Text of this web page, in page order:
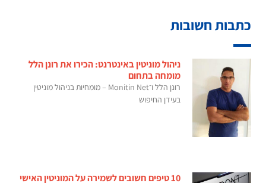
כתבות חשובות
ניהול מוניטין באינטרנט: הכירו את רונן הלל
מומחה בתחום
רונן הלל ו־Monitin Net – מומחיות בניהול מוניטין
בעידן החיפוש
10 טיפים חשובים לשמירה על המוניטין האישי